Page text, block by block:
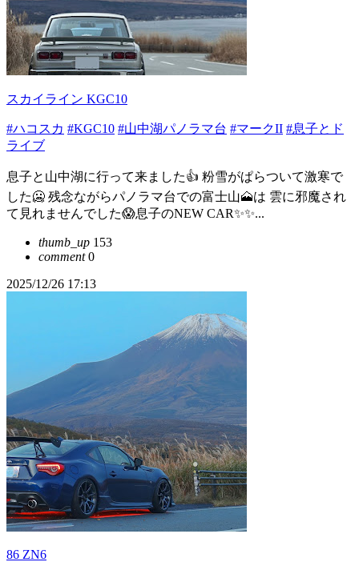
スカイライン KGC10
#ハコスカ #KGC10 #山中湖パノラマ台 #マークII #息子とド
ライブ
息子と山中湖に行って来ました👍 粉雪がぱらついて激寒で
した🥶 残念ながらパノラマ台での富士山🗻は 雲に邪魔され
て見れませんでした😱息子のNEW CAR✨✨...
thumb_up 153
comment0
2025/12/26 17:13
86 ZN6